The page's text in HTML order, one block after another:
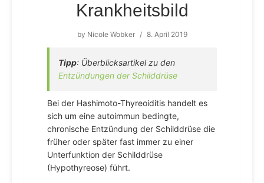
Krankheitsbild
by Nicole Wobker / 8. April 2019
Tipp: Überblicksartikel zu den
Entzündungen der Schilddrüse
Bei der Hashimoto-Thyreoiditis handelt es
sich um eine autoimmun bedingte,
chronische Entzündung der Schilddrüse die
früher oder später fast immer zu einer
Unterfunktion der Schilddrüse
(Hypothyreose) führt.